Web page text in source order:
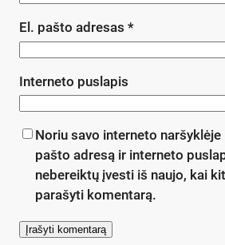
El. pašto adresas *
Interneto puslapis
Noriu savo interneto
pašto adresą ir interneto
nebereiktų įvesti iš naujo, kai
parašyti komentarą.